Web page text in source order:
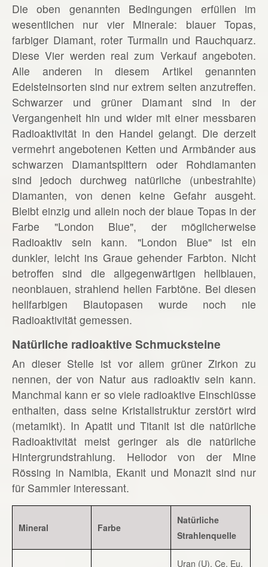
Die oben genannten Bedingungen erfüllen im
wesentlichen nur vier Minerale: blauer Topas,
farbiger Diamant, roter Turmalin und Rauchquarz.
Diese Vier werden real zum Verkauf angeboten.
Alle anderen in diesem Artikel genannten
Edelsteinsorten sind nur extrem selten anzutreffen.
Schwarzer und grüner Diamant sind in der
Vergangenheit hin und wider mit einer messbaren
Radioaktivität in den Handel gelangt. Die derzeit
vermehrt angebotenen Ketten und Armbänder aus
schwarzen Diamantsplttern oder Rohdiamanten
sind jedoch durchweg natürliche (unbestrahlte)
Diamanten, von denen keine Gefahr ausgeht.
Bleibt einzig und allein noch der blaue Topas in der
Farbe "London Blue", der möglicherweise
Radioaktiv sein kann. "London Blue" ist ein
dunkler, leicht ins Graue gehender Farbton. Nicht
betroffen sind die allgegenwärtigen hellblauen,
neonblauen, strahlend hellen Farbtöne. Bei diesen
hellfarbigen Blautopasen wurde noch nie
Radioaktivität gemessen.
Natürliche radioaktive Schmucksteine
An dieser Stelle ist vor allem grüner Zirkon zu
nennen, der von Natur aus radioaktiv sein kann.
Manchmal kann er so viele radioaktive Einschlüsse
enthalten, dass seine Kristallstruktur zerstört wird
(metamikt). In Apatit und Titanit ist die natürliche
Radioaktivität meist geringer als die natürliche
Hintergrundstrahlung. Heliodor von der Mine
Rössing in Namibia, Ekanit und Monazit sind nur
für Sammler interessant.
Mineral Farbe
Natürliche
Strahlenquelle
Uran (U), Ce, Eu,